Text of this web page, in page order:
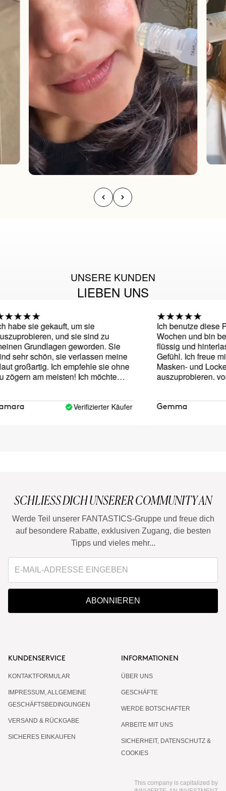
UNSERE KUNDEN
LIEBEN UNS
sie gekauft, um sie
und sie sind zu
Grundlagen geworden. Sie
schön, sie verlassen meine
großartig. Ich empfehle sie ohne
am meisten! Ich möchte
Verifizierter Käufer
Ich benutze diese
Wochen und bin
flüssig und
Gefühl. Ich freue
Masken- und
auszuprobieren.
Gemma
SCHLIESS DICH UNSERER COMMUNITY AN
Werde Teil unserer FANTASTICS-Gruppe und freue dich
auf besondere Rabatte, exklusiven Zugang, die besten
Tipps und vieles mehr...
ABONNIEREN
KUNDENSERVICE
KONTAKTFORMULAR
IMPRESSUM, ALLGEMEINE
GESCHÄFTSBEDINGUNGEN
VERSAND & RÜCKGABE
SICHERES EINKAUFEN
INFORMATIONEN
ÜBER UNS
GESCHÄFTE
WERDE BOTSCHAFTER
ARBEITE MIT UNS
SICHERHEIT, DATENSCHUTZ &
COOKIES
This company is capitalized by